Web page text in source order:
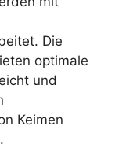
Die
optimale
und
Keimen